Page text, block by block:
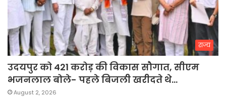
राज्य
उदयपुर को 421 करोड़ की विकास सौगात, सीएम
भजनलाल बोले- पहले बिजली खरीदते थे…
August 2, 2026